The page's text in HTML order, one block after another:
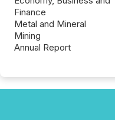
Finance
Metal and Mineral
Mining
Annual Report